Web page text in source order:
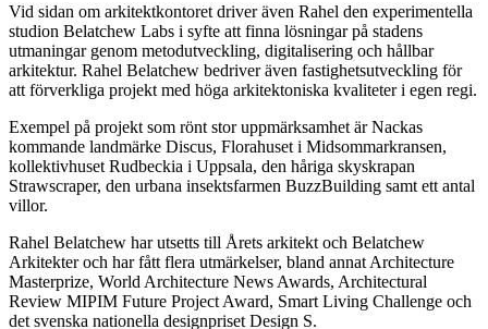
Vid sidan om arkitektkontoret driver även Rahel den experimentella
studion Belatchew Labs i syfte att finna lösningar på stadens
utmaningar genom metodutveckling, digitalisering och hållbar
arkitektur. Rahel Belatchew bedriver även fastighetsutveckling för
att förverkliga projekt med höga arkitektoniska kvaliteter i egen regi.
Exempel på projekt som rönt stor uppmärksamhet är Nackas
kommande landmärke Discus, Florahuset i Midsommarkransen,
kollektivhuset Rudbeckia i Uppsala, den håriga skyskrapan
Strawscraper, den urbana insektsfarmen BuzzBuilding samt ett antal
villor.
Rahel Belatchew har utsetts till Årets arkitekt och Belatchew
Arkitekter och har fått flera utmärkelser, bland annat Architecture
Masterprize, World Architecture News Awards, Architectural
Review MIPIM Future Project Award, Smart Living Challenge och
det svenska nationella designpriset Design S.